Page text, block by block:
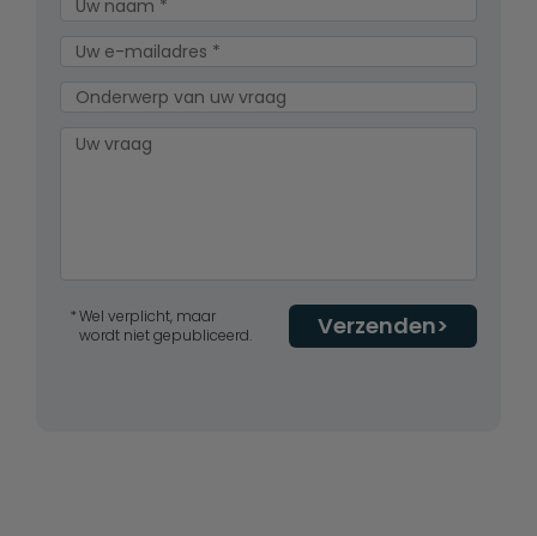
Verzenden
Wel verplicht, maar
wordt niet gepubliceerd.